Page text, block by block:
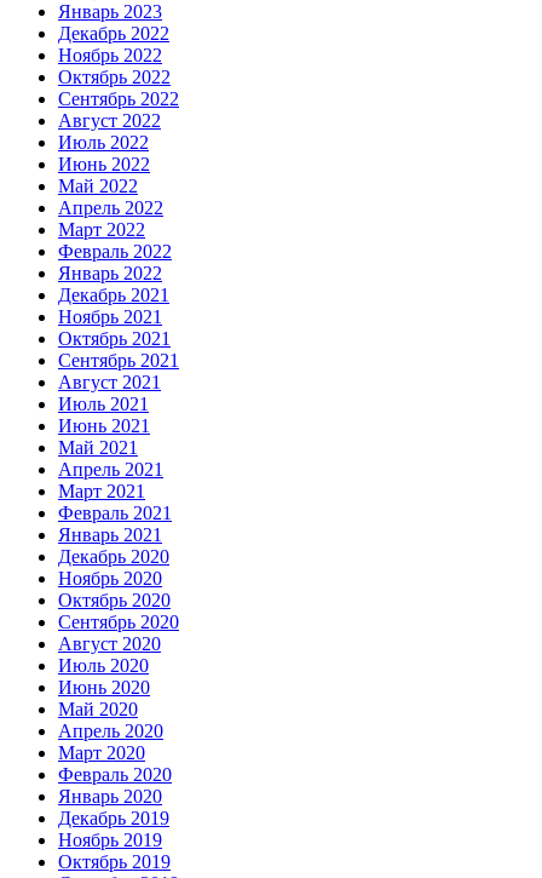
Январь 2023
Декабрь 2022
Ноябрь 2022
Октябрь 2022
Сентябрь 2022
Август 2022
Июль 2022
Июнь 2022
Май 2022
Апрель 2022
Март 2022
Февраль 2022
Январь 2022
Декабрь 2021
Ноябрь 2021
Октябрь 2021
Сентябрь 2021
Август 2021
Июль 2021
Июнь 2021
Май 2021
Апрель 2021
Март 2021
Февраль 2021
Январь 2021
Декабрь 2020
Ноябрь 2020
Октябрь 2020
Сентябрь 2020
Август 2020
Июль 2020
Июнь 2020
Май 2020
Апрель 2020
Март 2020
Февраль 2020
Январь 2020
Декабрь 2019
Ноябрь 2019
Октябрь 2019